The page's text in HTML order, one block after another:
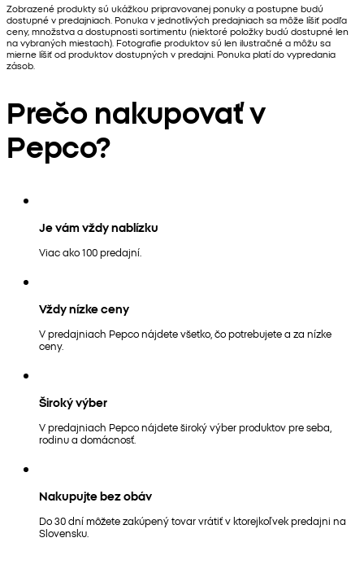
Zobrazené produkty sú ukážkou pripravovanej ponuky a postupne budú
dostupné v predajniach. Ponuka v jednotlivých predajniach sa môže líšiť podľa
ceny, množstva a dostupnosti sortimentu (niektoré položky budú dostupné len
na vybraných miestach). Fotografie produktov sú len ilustračné a môžu sa
mierne líšiť od produktov dostupných v predajni. Ponuka platí do vypredania
zásob.
Prečo nakupovať v
Pepco?
Je vám vždy nablízku
Viac ako 100 predajní.
Vždy nízke ceny
V predajniach Pepco nájdete všetko, čo potrebujete a za nízke
ceny.
Široký výber
V predajniach Pepco nájdete široký výber produktov pre seba,
rodinu a domácnosť.
Nakupujte bez obáv
Do 30 dní môžete zakúpený tovar vrátiť v ktorejkoľvek predajni na
Slovensku.